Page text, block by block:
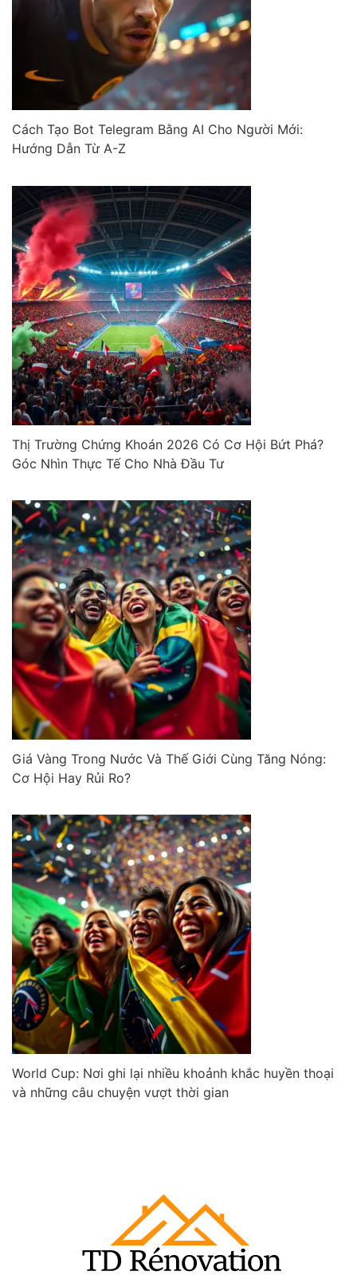
Cách Tạo Bot Telegram Bằng AI Cho Người Mới:
Hướng Dẫn Từ A-Z
Thị Trường Chứng Khoán 2026 Có Cơ Hội Bứt Phá?
Góc Nhìn Thực Tế Cho Nhà Đầu Tư
Giá Vàng Trong Nước Và Thế Giới Cùng Tăng Nóng:
Cơ Hội Hay Rủi Ro?
World Cup: Nơi ghi lại nhiều khoảnh khắc huyền thoại
và những câu chuyện vượt thời gian